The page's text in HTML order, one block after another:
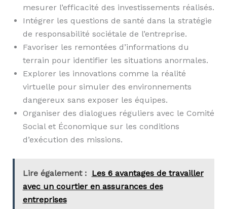
mesurer l’efficacité des investissements réalisés.
Intégrer les questions de santé dans la stratégie
de responsabilité sociétale de l’entreprise.
Favoriser les remontées d’informations du
terrain pour identifier les situations anormales.
Explorer les innovations comme la réalité
virtuelle pour simuler des environnements
dangereux sans exposer les équipes.
Organiser des dialogues réguliers avec le Comité
Social et Économique sur les conditions
d’exécution des missions.
Lire également : Les 6 avantages de travailler
avec un courtier en assurances des
entreprises